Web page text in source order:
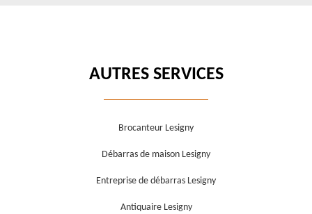
AUTRES SERVICES
Brocanteur Lesigny
Débarras de maison Lesigny
Entreprise de débarras Lesigny
Antiquaire Lesigny